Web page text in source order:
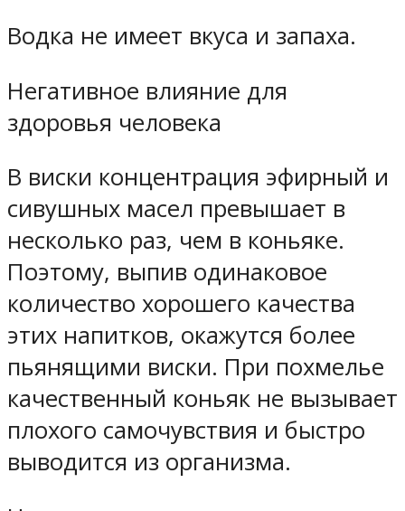
Водка не имеет вкуса и запаха.
Негативное влияние для
здоровья человека
В виски концентрация эфирный и
сивушных масел превышает в
несколько раз, чем в коньяке.
Поэтому, выпив одинаковое
количество хорошего качества
этих напитков, окажутся более
пьянящими виски. При похмелье
качественный коньяк не вызывает
плохого самочувствия и быстро
выводится из организма.